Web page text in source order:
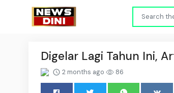
Digelar Lagi Tahun Ini,
2 months ago 86